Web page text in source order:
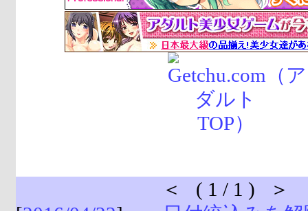
＜ ( 1 / 1 ) ＞